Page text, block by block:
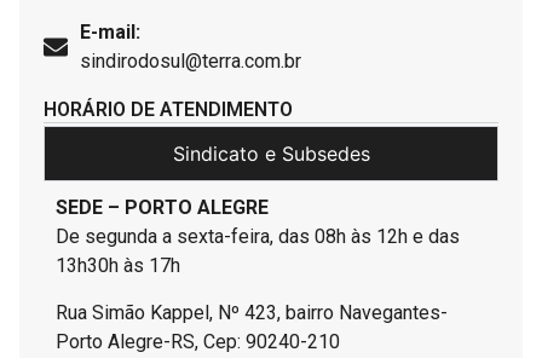
E-mail:
sindirodosul@terra.com.br
HORÁRIO DE ATENDIMENTO
Sindicato e Subsedes
SEDE – PORTO ALEGRE
De segunda a sexta-feira, das 08h às 12h e das
13h30h às 17h
Rua Simão Kappel, Nº 423, bairro Navegantes-
Porto Alegre-RS, Cep: 90240-210